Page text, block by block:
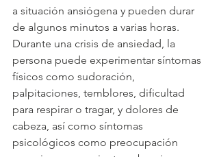
a situación ansiógena y pueden durar
de algunos minutos a varias horas.
Durante una crisis de ansiedad, la
persona puede experimentar síntomas
físicos como sudoración,
palpitaciones, temblores, dificultad
para respirar o tragar, y dolores de
cabeza, así como síntomas
psicológicos como preocupación